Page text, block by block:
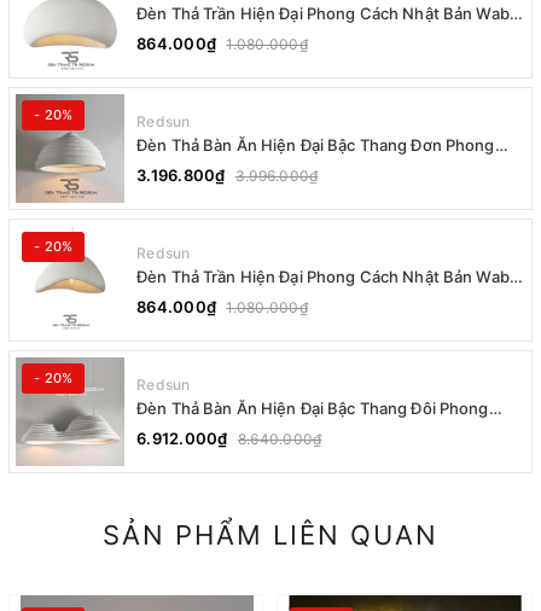
Đèn Thả Trần Hiện Đại Phong Cách Nhật Bản Wabi-
sabi CDT-T036 Dáng B
864.000₫ 1.080.000₫
- 20% Redsun
Đèn Thả Bàn Ăn Hiện Đại Bậc Thang Đơn Phong
Cách Nhật Bản Wabi-sabi DC-T078B
3.196.800₫ 3.996.000₫
- 20% Redsun
Đèn Thả Trần Hiện Đại Phong Cách Nhật Bản Wabi-
sabi CDT-T036 Dáng A
864.000₫ 1.080.000₫
- 20% Redsun
Đèn Thả Bàn Ăn Hiện Đại Bậc Thang Đôi Phong
Cách Nhật Bản Wabi-sabi DC-T078A
6.912.000₫ 8.640.000₫
SẢN PHẨM LIÊN QUAN